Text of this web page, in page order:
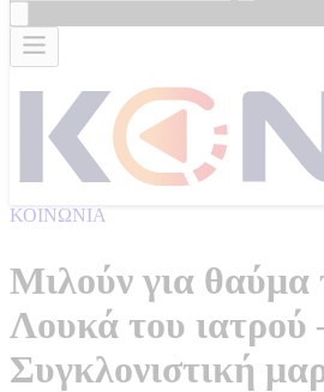
ΚΟΙΝΩΝΙΑ
Μιλούν για θαύμα
Λουκά του ιατρού
Συγκλονιστική